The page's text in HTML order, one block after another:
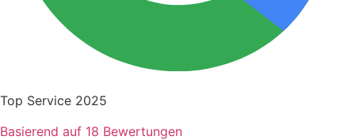
Top Service 2025
Basierend auf 18 Bewertungen